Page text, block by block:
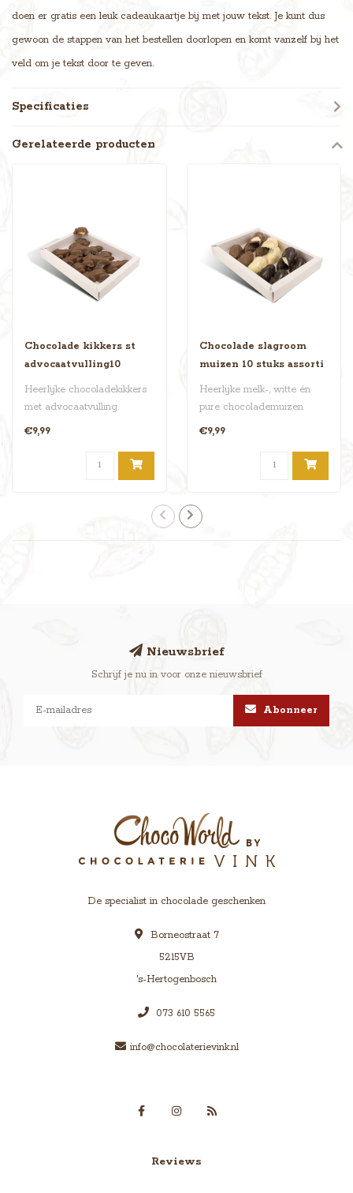
doen er gratis een leuk cadeaukaartje bij met jouw tekst. Je kunt dus
gewoon de stappen van het bestellen doorlopen en komt vanzelf bij het
veld om je tekst door te geven.
Specificaties
Gerelateerde producten
Chocolade kikkers st
advocaatvulling10
Heerlijke chocoladekikkers
met advocaatvulling.
Mmmm, daar kun je dus
€9,99
Chocolade slagroom
muizen 10 stuks assorti
Heerlijke melk-, witte én
pure chocolademuizen
gevuld met slagroom. De
€9,99
Nieuwsbrief
Schrijf je nu in voor onze nieuwsbrief
Abonneer
De specialist in chocolade geschenken
Borneostraat 7
5215VB
's-Hertogenbosch
073 610 5565
info@chocolaterievink.nl
Reviews